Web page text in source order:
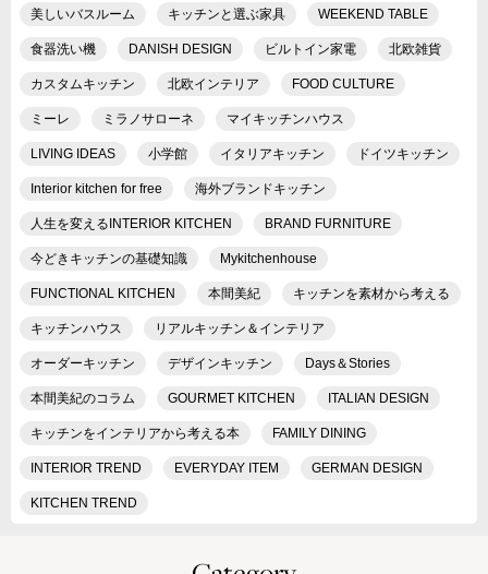
美しいバスルーム キッチンと選ぶ家具 WEEKEND TABLE
食器洗い機 DANISH DESIGN ビルトイン家電 北欧雑貨
カスタムキッチン 北欧インテリア FOOD CULTURE
ミーレ ミラノサローネ マイキッチンハウス
LIVING IDEAS 小学館 イタリアキッチン ドイツキッチン
Interior kitchen for free 海外ブランドキッチン
人生を変えるINTERIOR KITCHEN BRAND FURNITURE
今どきキッチンの基礎知識 Mykitchenhouse
FUNCTIONAL KITCHEN 本間美紀 キッチンを素材から考える
キッチンハウス リアルキッチン＆インテリア
オーダーキッチン デザインキッチン Days＆Stories
本間美紀のコラム GOURMET KITCHEN ITALIAN DESIGN
キッチンをインテリアから考える本 FAMILY DINING
INTERIOR TREND EVERYDAY ITEM GERMAN DESIGN
KITCHEN TREND